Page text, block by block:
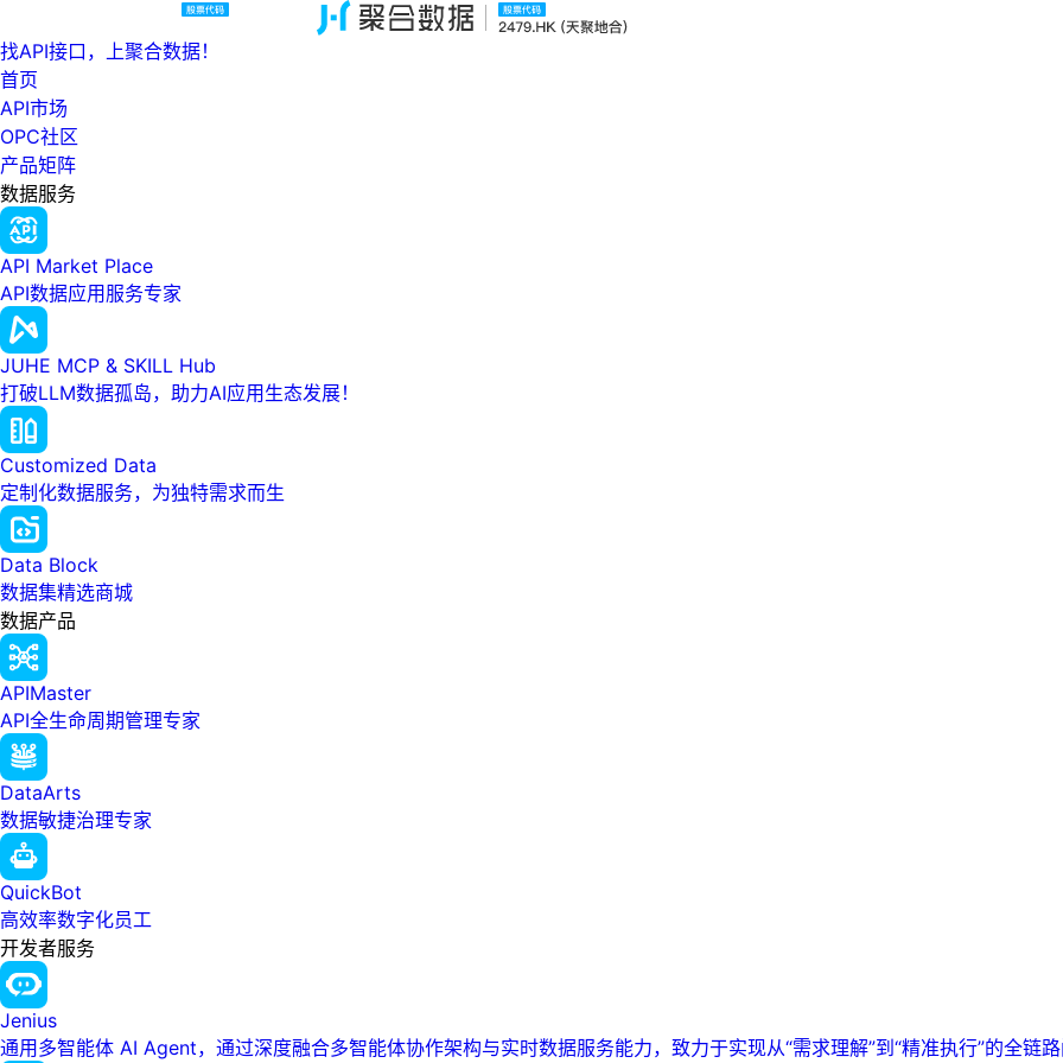
找API接口，上聚合数据！
首页
API市场
OPC社区
产品矩阵
数据服务
API Market Place
API数据应用服务专家
JUHE MCP & SKILL Hub
打破LLM数据孤岛，助力AI应用生态发展！
Customized Data
定制化数据服务，为独特需求而生
Data Block
数据集精选商城
数据产品
APIMaster
API全生命周期管理专家
DataArts
数据敏捷治理专家
QuickBot
高效率数字化员工
开发者服务
Jenius
通用多智能体 AI Agent，通过深度融合多智能体协作架构与实时数据服务能力，致力于实现从“需求理解”到“精准执行”的全链